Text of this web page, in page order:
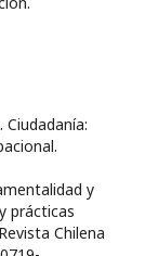
y
prácticas
Chilena